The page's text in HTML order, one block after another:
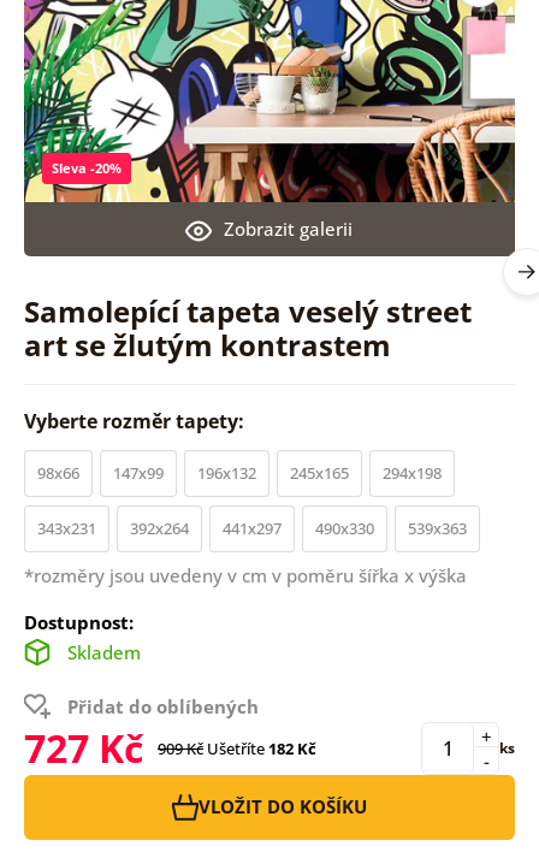
Samolepící tapeta veselý street
art se žlutým kontrastem
Zobrazit galerii
Sleva -20%
Vyberte rozměr tapety:
98x66 147x99 196x132 245x165 294x198
343x231 392x264 441x297 490x330 539x363
*rozměry jsou uvedeny v cm v poměru šířka x výška
Dostupnost:
Skladem
Přidat do oblíbených
727 Kč 909 Kč Ušetříte182 Kč -
+ ks
VLOŽIT DO KOŠÍKU